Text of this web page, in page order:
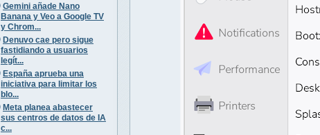
Gemini añade Nano
Banana y Veo a Google TV
y Chrom...
Denuvo cae pero sigue
fastidiando a usuarios
legít...
España aprueba una
iniciativa para limitar los
blo...
Meta planea abastecer
sus centros de datos de IA
c...